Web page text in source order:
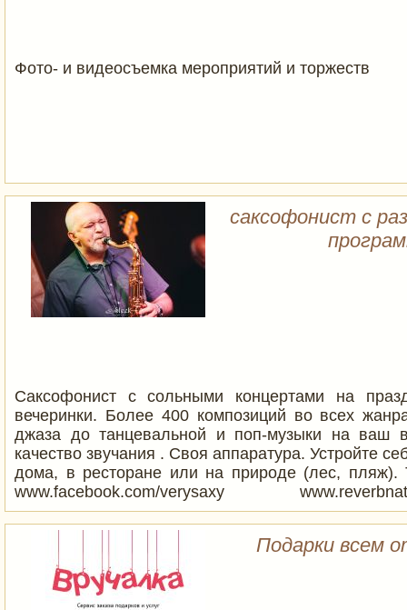
Фото- и видеосъемка мероприятий и торжеств
саксофонист с
Саксофонист с сольными концертами на
вечеринки. Более 400 композиций во всех
джаза до танцевальной и поп-музыки на ваш
качество звучания . Своя аппаратура. Устройте
дома, в ресторане или на природе (лес, пляж).
www.facebook.com/verysaxy
www.facebook.com/VerySaxy
Подарки всем